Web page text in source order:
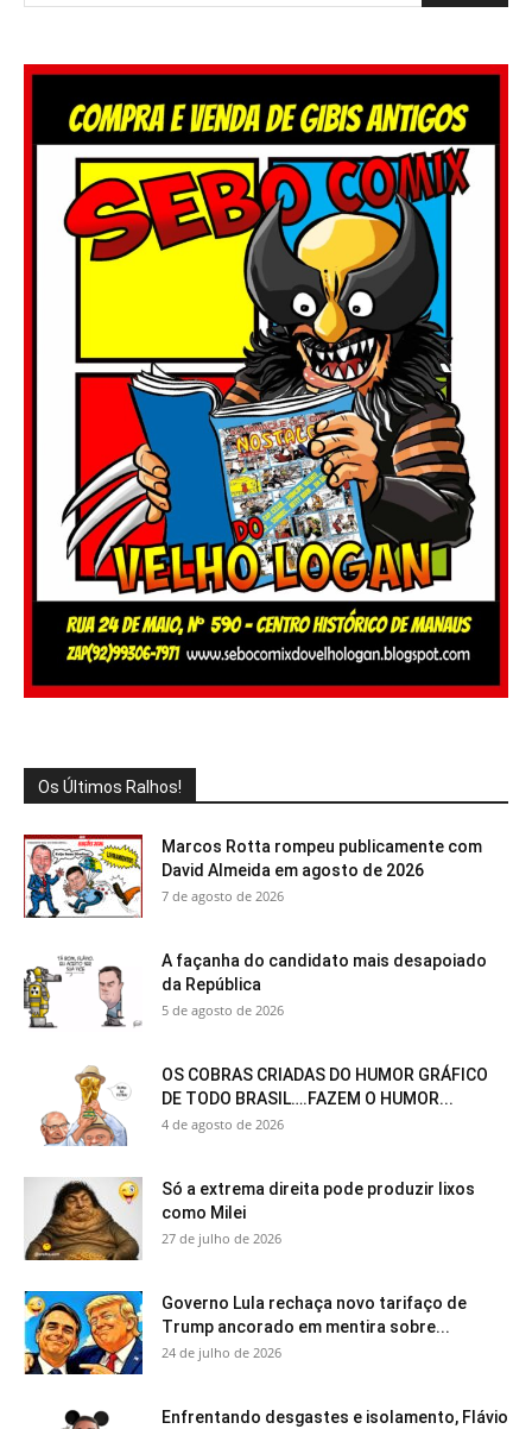
Os Últimos Ralhos!
Marcos Rotta rompeu publicamente com
David Almeida em agosto de 2026
7 de agosto de 2026
A façanha do candidato mais desapoiado
da República
5 de agosto de 2026
OS COBRAS CRIADAS DO HUMOR GRÁFICO
DE TODO BRASIL….FAZEM O HUMOR...
4 de agosto de 2026
Só a extrema direita pode produzir lixos
como Milei
27 de julho de 2026
Governo Lula rechaça novo tarifaço de
Trump ancorado em mentira sobre...
24 de julho de 2026
Enfrentando desgastes e isolamento, Flávio